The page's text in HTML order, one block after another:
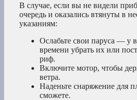
В случае, если вы не видели
очередь и оказались втянуты в
указаниям:
Ослабьте свои паруса — у
времени убрать их или
риф.
Включите мотор, чтобы
ветра.
Наденьте снаряжение для
сможете.